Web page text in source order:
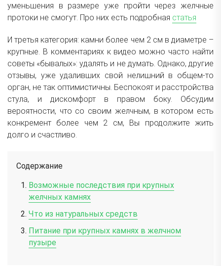
уменьшения в размере уже пройти через желчные
протоки не смогут. Про них есть подробная статья
И третья категория: камни более чем 2 см в диаметре –
крупные. В комментариях к видео можно часто найти
советы «бывалых»: удалять и не думать. Однако, другие
отзывы, уже удаливших свой нелишний в общем-то
орган, не так оптимистичны. Беспокоят и расстройства
стула, и дискомфорт в правом боку. Обсудим
вероятности, что со своим желчным, в котором есть
конкремент более чем 2 см, Вы продолжите жить
долго и счастливо.
Содержание
Возможные последствия при крупных
желчных камнях
Что из натуральных средств
Питание при крупных камнях в желчном
пузыре